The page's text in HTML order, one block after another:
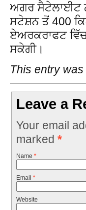
ਅਗਰ ਸੈਟੇਲਾਈਟ
ਸਟੇਸ਼ਨ ਤੋਂ 400
ਏਅਰਕਰਾਫਟ
ਸਕੇਗੀ।
This entry
Leave a
Your email
marked *
Name *
Email *
Website